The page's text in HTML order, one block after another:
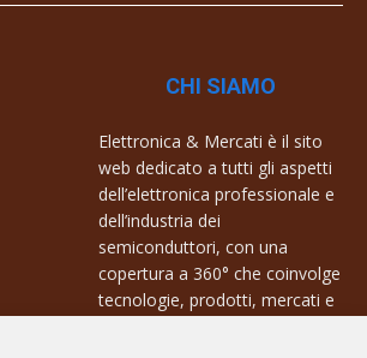
CHI SIAMO
Elettronica & Mercati è il sito
web dedicato a tutti gli aspetti
dell’elettronica professionale e
dell’industria dei
semiconduttori, con una
copertura a 360° che coinvolge
tecnologie, prodotti, mercati e